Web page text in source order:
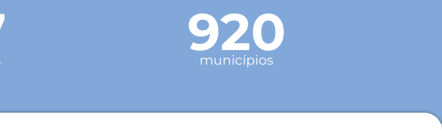
920
municípios